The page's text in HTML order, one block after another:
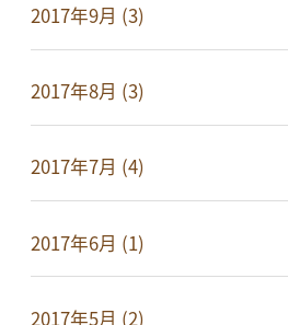
2017年9月 (3)
2017年8月 (3)
2017年7月 (4)
2017年6月 (1)
2017年5月 (2)